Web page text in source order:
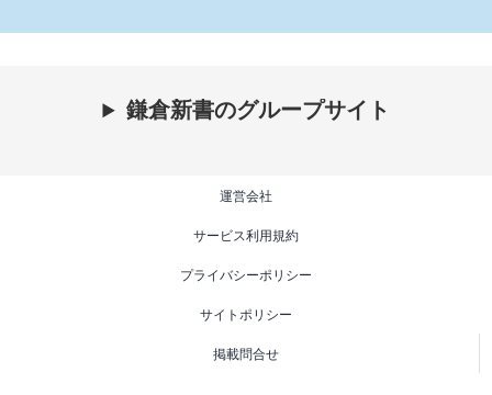
鎌倉新書のグループサイト
運営会社
サービス利用規約
プライバシーポリシー
サイトポリシー
掲載問合せ